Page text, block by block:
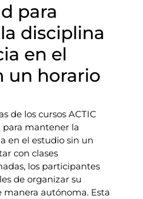
para
disciplina
en el
un horario
de los cursos ACTIC
mantener la
en el estudio sin un
con clases
los participantes
de organizar su
autónoma. Esta